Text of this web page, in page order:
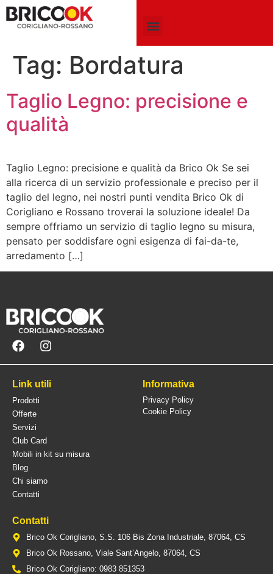
Tag: Bordatura
Taglio Legno: precisione e
qualità
Taglio Legno: precisione e qualità da Brico Ok Se sei
alla ricerca di un servizio professionale e preciso per il
taglio del legno, nei nostri punti vendita Brico Ok di
Corigliano e Rossano troverai la soluzione ideale! Da
sempre offriamo un servizio di taglio legno su misura,
pensato per soddisfare ogni esigenza di fai-da-te,
arredamento […]
Link utili
Prodotti
Offerte
Servizi
Club Card
Mobili in kit su misura
Blog
Chi siamo
Contatti
Contatti
Brico Ok Corigliano, S.S. 106 Bis Zona Industriale, 87064, CS
Brico Ok Rossano, Viale Sant’Angelo, 87064, CS
Brico Ok Corigliano: 0983 851353
Informativa
Privacy Policy
Cookie Policy